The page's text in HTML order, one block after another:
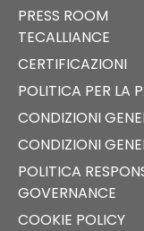
PRESS ROOM
TECALLIANCE
CERTIFICAZIONI
POLITICA PER LA
CONDIZIONI
CONDIZIONI
POLITICA
GOVERNANCE
COOKIE POLICY